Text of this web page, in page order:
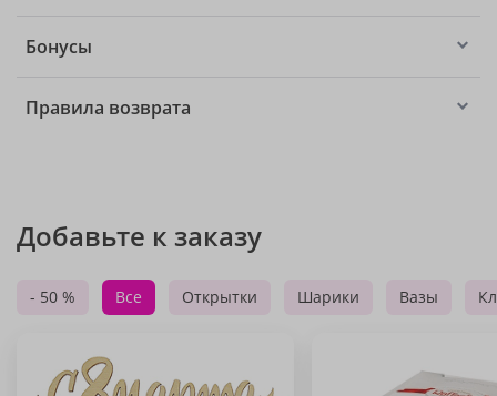
Бонусы
Правила возврата
Добавьте к заказу
- 50 % Все Открытки Шарики Вазы